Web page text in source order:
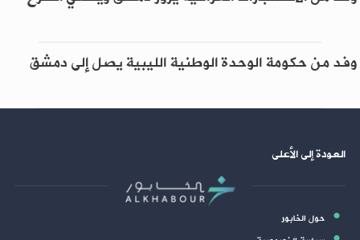
وفد من حكومة الوحدة الوطنية الليبية يصل إلى دمشق
العودة إلى الأعلى
حول الخابور